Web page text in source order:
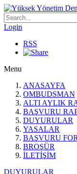
Login
RSS
Menu
ANASAYFA
OMBUDSMAN
ALTI AYLIK
BAŞVURU
DUYURULAR
YASALAR
BAŞVURU
BROŞÜR
İLETİŞİM
DUYURULAR